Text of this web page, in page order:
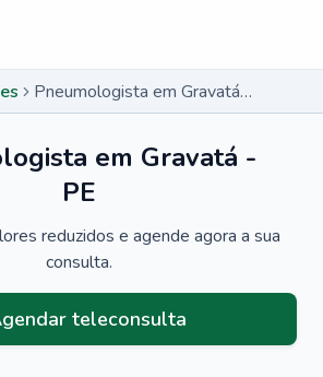
Pneumologista em Gravatá - PE
em Gravatá -
PE
reduzidos e agende agora a sua
consulta.
teleconsulta